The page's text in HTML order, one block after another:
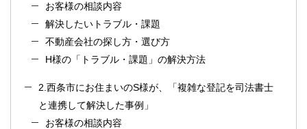
お客様の相談内容
解決したいトラブル・課題
不動産会社の探し方・選び方
H様の「トラブル・課題」の解決方法
2.西条市にお住まいのS様が、「複雑な登記を司法書士
と連携して解決した事例」
お客様の相談内容